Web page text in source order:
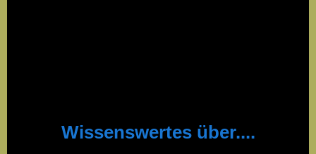
Wissenswertes über....